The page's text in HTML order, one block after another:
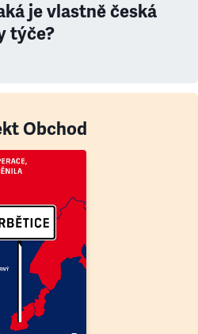
je vlastně česká
týče?
Obchod